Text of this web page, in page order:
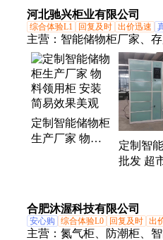
微信扫码电子存
包柜
物柜
河北驰兴柜业有限公司
综合体验L1 回复及时 出价迅速
主营： 智能储物柜厂家、
定制智能储物柜
生产厂家 物料
定制智
批发 超
合肥沐渥科技有限公司
安心购 综合体验L0 回复及时 出
主营： 氮气柜、防潮柜、